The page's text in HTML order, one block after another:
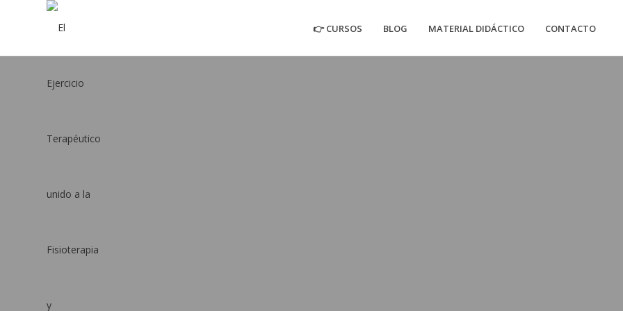
👉 CURSOS BLOG MATERIAL DIDÁCTICO CONTACTO